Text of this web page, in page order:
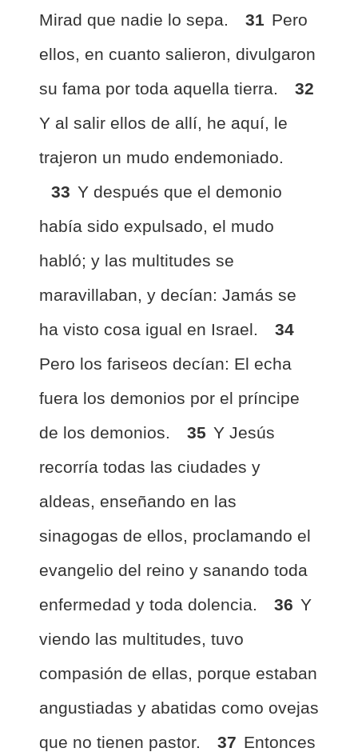
Mirad que nadie lo sepa. 31 Pero
ellos, en cuanto salieron, divulgaron
su fama por toda aquella tierra.
32
Y al salir ellos de allí, he aquí, le
trajeron un mudo endemoniado.
33 Y después que el demonio
había sido expulsado, el mudo
habló; y las multitudes se
maravillaban, y decían: Jamás se
ha visto cosa igual en Israel.
34
Pero los fariseos decían: El echa
fuera los demonios por el príncipe
de los demonios.
35 Y Jesús
recorría todas las ciudades y
aldeas, enseñando en las
sinagogas de ellos, proclamando el
evangelio del reino y sanando toda
enfermedad y toda dolencia.
36 Y
viendo las multitudes, tuvo
compasión de ellas, porque estaban
angustiadas y abatidas como ovejas
que no tienen pastor.
37 Entonces